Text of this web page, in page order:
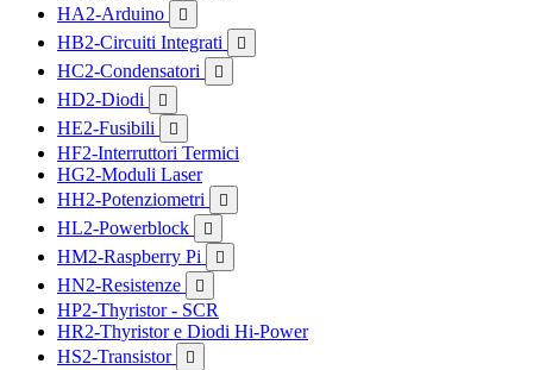
HA2-Arduino

HB2-Circuiti Integrati 
HC2-Condensatori 
HD2-Diodi 
HE2-Fusibili 
HF2-Interruttori Termici
HG2-Moduli Laser
HH2-Potenziometri

HL2-Powerblock 
HM2-Raspberry Pi 
HN2-Resistenze 
HP2-Thyristor - SCR
HR2-Thyristor e Diodi Hi-Power
HS2-Transistor
